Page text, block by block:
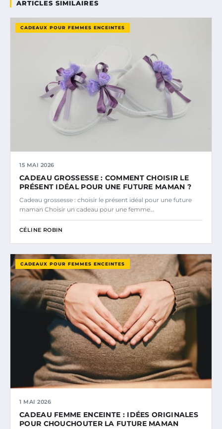
ARTICLES SIMILAIRES
CADEAUX POUR FEMMES ENCEINTES
15 MAI 2026
CADEAU GROSSESSE : COMMENT CHOISIR LE
PRÉSENT IDÉAL POUR UNE FUTURE MAMAN ?
Cadeau grossesse : choisir le présent idéal pour une future
maman Choisir un cadeau pour une femme…
CÉLINE ROBIN
CADEAUX POUR FEMMES ENCEINTES
1 MAI 2026
CADEAU FEMME ENCEINTE : IDÉES ORIGINALES
POUR CHOUCHOUTER LA FUTURE MAMAN